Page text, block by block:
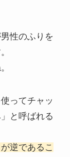
性のふりを
ってチャッ
と呼ばれる
逆であるこ